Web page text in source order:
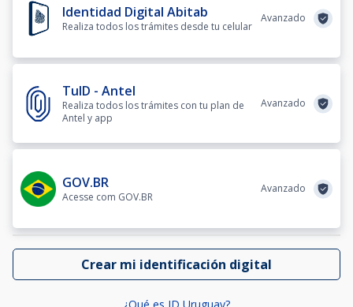
Identidad Digital Abitab
Realiza todos los trámites desde tu celular
Avanzado
TuID - Antel
Realiza todos los trámites con tu plan de
Antel y app
Avanzado
GOV.BR
Acesse com GOV.BR
Avanzado
Crear mi identificación digital